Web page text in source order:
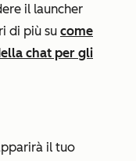
il launcher
di più su come
chat per gli
il tuo